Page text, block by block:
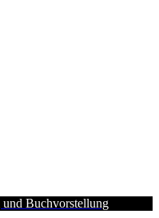
und Buchvorstellung